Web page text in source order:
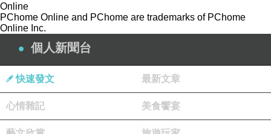
Online
PChome Online and PChome are trademarks of PChome
Online Inc.
個人新聞台
快速發文 最新文章
心情雜記 美食饗宴